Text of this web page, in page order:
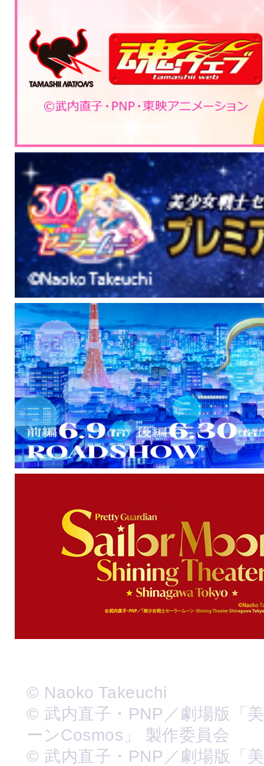
© Naoko Takeuchi
© 武内直子・PNP／劇場版「
ーンCosmos」 製作委員会
© 武内直子・PNP／劇場版「